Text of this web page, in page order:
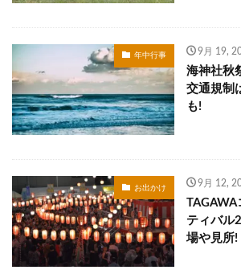
年中行事 9月 19,
海神社秋
交通規制
も!
お出かけ 9月 12,
TAGAWA
ティバル
場や見所!